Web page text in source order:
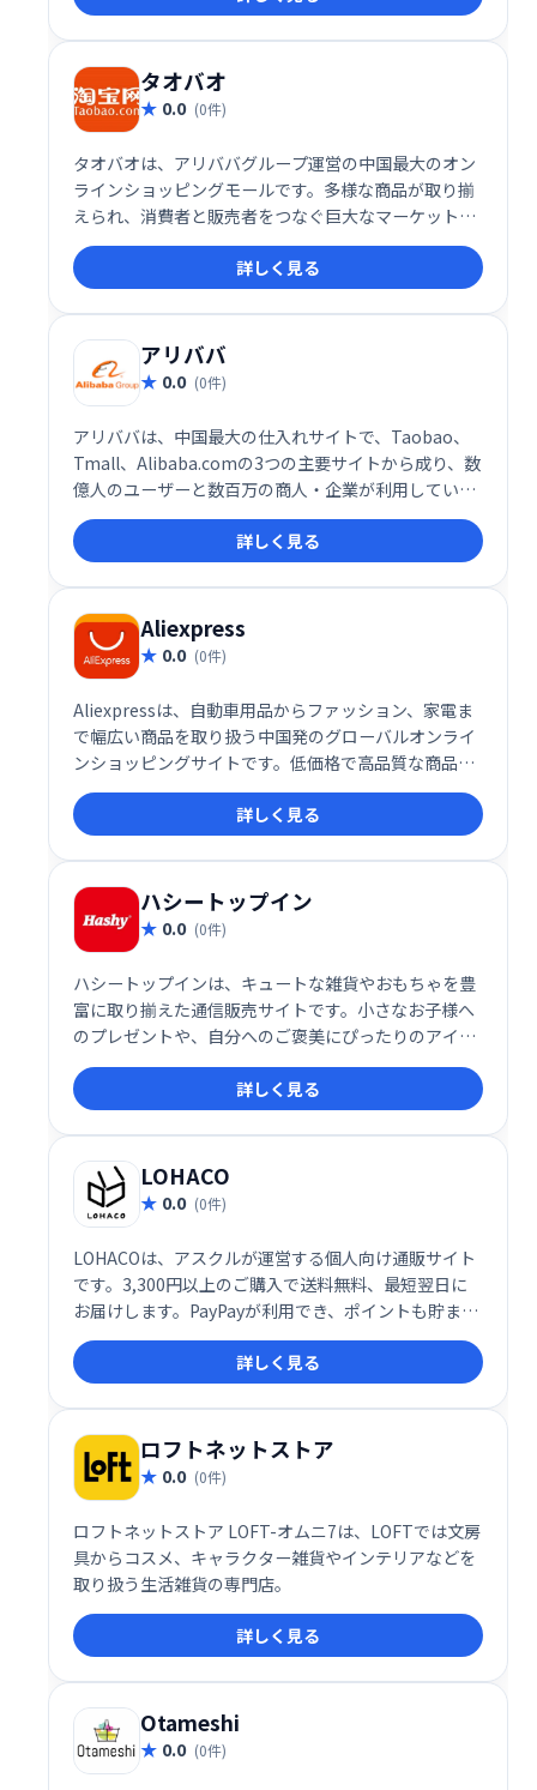
タオバオ
0.0 (0件)
タオバオは、アリババグループ運営の中国最大のオン
ラインショッピングモールです。多様な商品が取り揃
えられ、消費者と販売者をつなぐ巨大なマーケットプ
レイスとして、中国国内で高い人気を誇ります。手軽
に中国製品を購入したい方におすすめです。
詳しく見る
アリババ
0.0 (0件)
アリババは、中国最大の仕入れサイトで、Taobao、
Tmall、Alibaba.comの3つの主要サイトから成り、数
億人のユーザーと数百万の商人・企業が利用していま
す。世界最大級のeコマースプラットフォームとして、
多様な商品を仕入れることができます。中国市場への
アクセスを容易にする強力なツールです。
詳しく見る
Aliexpress
0.0 (0件)
Aliexpressは、自動車用品からファッション、家電ま
で幅広い商品を取り扱う中国発のグローバルオンライ
ンショッピングサイトです。低価格で高品質な商品が
豊富に揃い、世界中から手軽に購入できます。コンピ
ューター機器、美容・健康用品、家庭用品など、様々
なニーズに対応する商品ラインナップが魅力です。
詳しく見る
ハシートップイン
0.0 (0件)
ハシートップインは、キュートな雑貨やおもちゃを豊
富に取り揃えた通信販売サイトです。小さなお子様へ
のプレゼントや、自分へのご褒美にぴったりのアイテ
ムが見つかります。
詳しく見る
LOHACO
0.0 (0件)
LOHACOは、アスクルが運営する個人向け通販サイト
です。3,300円以上のご購入で送料無料、最短翌日に
お届けします。PayPayが利用でき、ポイントも貯まり
ます。日用品から食品まで幅広い商品を取り揃え、便
利なオンラインショッピング体験を提供します。
詳しく見る
ロフトネットストア
0.0 (0件)
ロフトネットストア LOFT-オムニ7は、LOFTでは文房
具からコスメ、キャラクター雑貨やインテリアなどを
取り扱う生活雑貨の専門店。
詳しく見る
Otameshi
0.0 (0件)